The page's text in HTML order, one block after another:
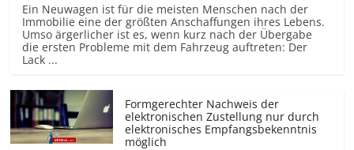
Ein Neuwagen ist für die meisten Menschen nach der
Immobilie eine der größten Anschaffungen ihres Lebens.
Umso ärgerlicher ist es, wenn kurz nach der Übergabe
die ersten Probleme mit dem Fahrzeug auftreten: Der
Lack ...
Formgerechter Nachweis der
elektronischen Zustellung nur durch
elektronisches Empfangsbekenntnis
möglich